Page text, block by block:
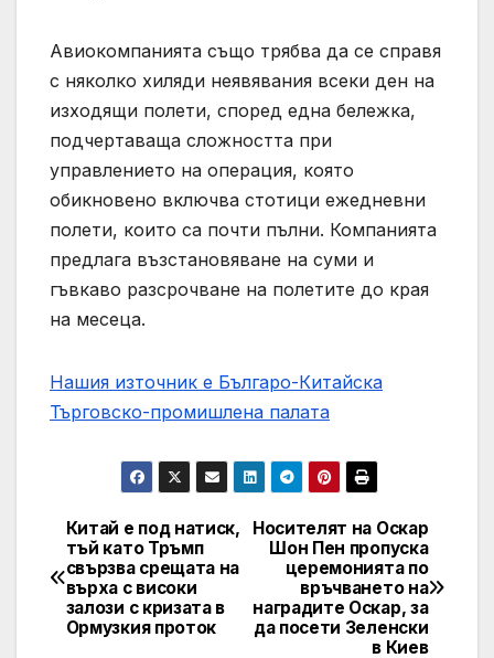
Авиокомпанията също трябва да се справя
с няколко хиляди неявявания всеки ден на
изходящи полети, според една бележка,
подчертаваща сложността при
управлението на операция, която
обикновено включва стотици ежедневни
полети, които са почти пълни. Компанията
предлага възстановяване на суми и
гъвкаво разсрочване на полетите до края
на месеца.
Нашия източник е Българо-Китайска
Търговско-промишлена палaта
Post
navigation
Носителят на Оскар
Шон Пен пропуска
церемонията по
връчването на
наградите Оскар, за
да посети Зеленски
в Киев
Китай е под натиск,
тъй като Тръмп
свързва срещата на
върха с високи
залози с кризата в
Ормузкия проток